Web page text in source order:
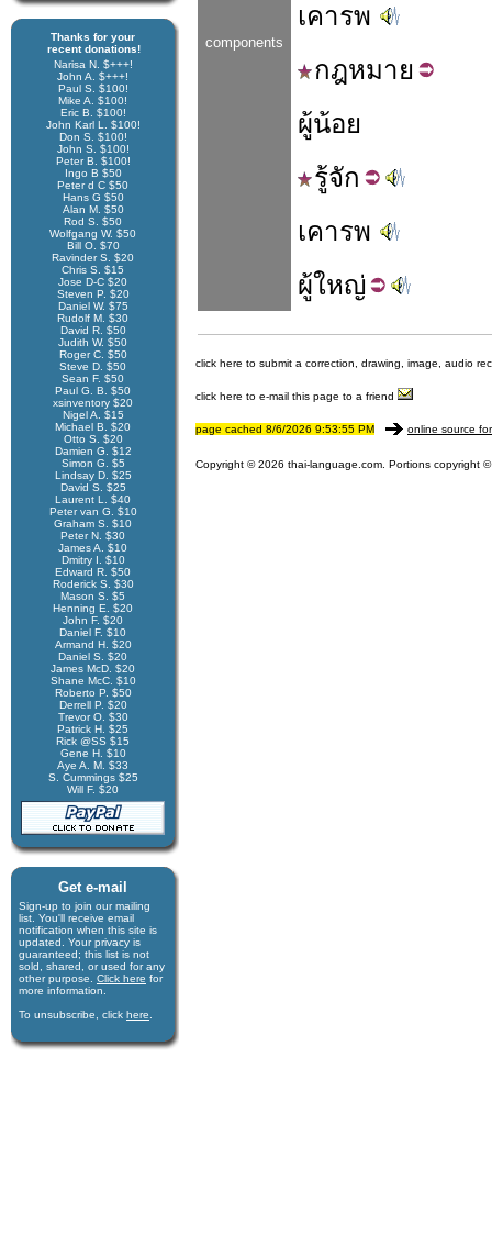
Thanks for your
recent donations!
Narisa N. $+++!
John A. $+++!
Paul S. $100!
Mike A. $100!
Eric B. $100!
John Karl L. $100!
Don S. $100!
John S. $100!
Peter B. $100!
Ingo B $50
Peter d C $50
Hans G $50
Alan M. $50
Rod S. $50
Wolfgang W. $50
Bill O. $70
Ravinder S. $20
Chris S. $15
Jose D-C $20
Steven P. $20
Daniel W. $75
Rudolf M. $30
David R. $50
Judith W. $50
Roger C. $50
Steve D. $50
Sean F. $50
Paul G. B. $50
xsinventory $20
Nigel A. $15
Michael B. $20
Otto S. $20
Damien G. $12
Simon G. $5
Lindsay D. $25
David S. $25
Laurent L. $40
Peter van G. $10
Graham S. $10
Peter N. $30
James A. $10
Dmitry I. $10
Edward R. $50
Roderick S. $30
Mason S. $5
Henning E. $20
John F. $20
Daniel F. $10
Armand H. $20
Daniel S. $20
James McD. $20
Shane McC. $10
Roberto P. $50
Derrell P. $20
Trevor O. $30
Patrick H. $25
Rick @SS $15
Gene H. $10
Aye A. M. $33
S. Cummings $25
Will F. $20
Get e-mail
Sign-up to join our mail­ing
list. You'll receive e­mail
notification when this site is
updated. Your privacy is
guaran­teed; this list is not
sold, shared, or used for any
other purpose. Click here for
more infor­mation.
To unsubscribe, click here
components
เคารพ
กฎหมาย
ผู้น้อย
รู้จัก
เคารพ
ผู้ใหญ่
click here to submit a correction, drawing, image, audio
click here to e-mail this page to a friend
page cached 8/6/2026 9:53:55 PM online source
Copyright © 2026 thai-language.com. Portions copyright